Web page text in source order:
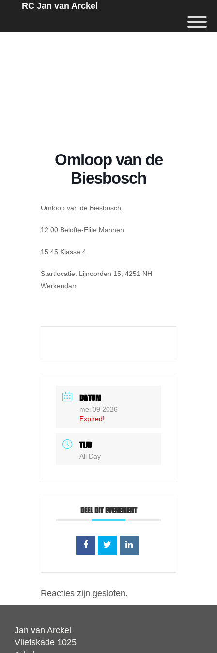
RC Jan van Arckel
Omloop van de
Biesbosch
Omloop van de Biesbosch
12:00 Belofte-Elite Mannen
15:45 Klasse 4
Startlocatie: Lijnoorden 15, 4251 NH
Werkendam
DATUM
mei 09 2026
Expired!
TIJD
All Day
DEEL DIT EVENEMENT
Reacties zijn gesloten.
Jan van Arckel
Vlietskade 1025